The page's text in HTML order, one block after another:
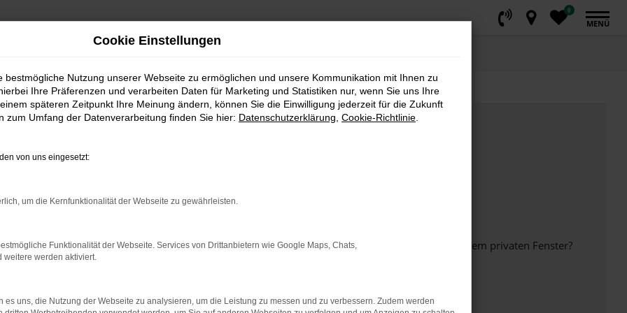
0
MENÜ
bestimmter Seiten verhindern. Funktioniert die Seite in einem anderen Browser oder in einem privaten Fenster?
beheben.
auf dem neuesten Stand sind.
Cookie Einstellungen
bestmögliche Nutzung unserer Webseite zu ermöglichen und unsere Kommunikation mit Ihnen zu
Ihre Präferenzen und verarbeiten Daten für Marketing und Statistiken nur, wenn Sie uns Ihre
späteren Zeitpunkt Ihre Meinung ändern, können Sie die Einwilligung jederzeit für die Zukunft
zum Umfang der Datenverarbeitung finden Sie hier: Datenschutzerklärung Cookie-Richtlinie
von uns eingesetzt:
um die Kernfunktionalität der Webseite zu gewährleisten.
Funktionalität der Webseite. Services von Drittanbietern wie Google Maps, Chats,
weitere werden aktiviert.
es uns, die Nutzung der Webseite zu analysieren, um die Leistung zu messen und zu verbessern. Zudem werden